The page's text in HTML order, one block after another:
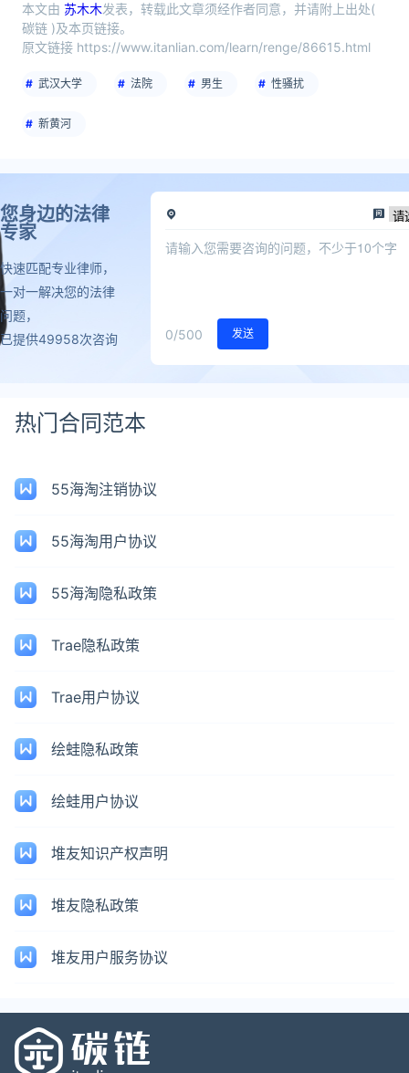
本文由 苏木木发表，转载此文章须经作者同意，并请附上出处(
碳链 )及本页链接。
原文链接 https://www.itanlian.com/learn/renge/86615.html
武汉大学 法院 男生 性骚扰
新黄河
您身边的法律
专家
快速匹配专业律师，
一对一解决您的法律
问题，
已提供49958次咨询
0/500 发送
热门合同范本
55海淘注销协议
55海淘用户协议
55海淘隐私政策
Trae隐私政策
Trae用户协议
绘蛙隐私政策
绘蛙用户协议
堆友知识产权声明
堆友隐私政策
堆友用户服务协议